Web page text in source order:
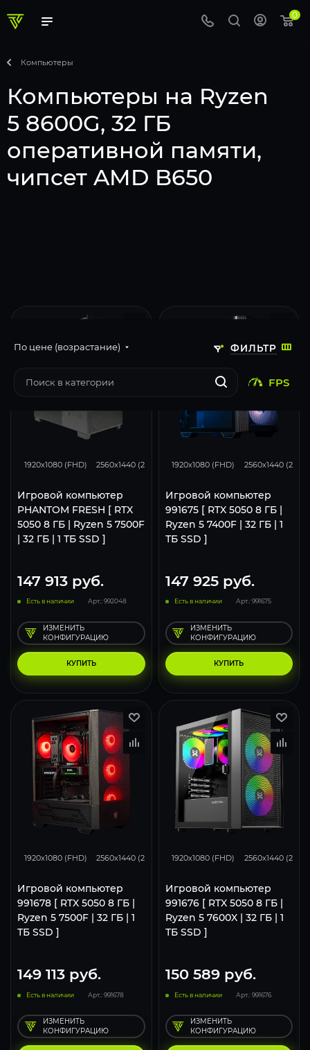
0
Компьютеры
Компьютеры на Ryzen
5 8600G, 32 ГБ
оперативной памяти,
чипсет AMD B650
ФИЛЬТР
По цене (возрастание)
FPS
1920x1080 (FHD) 2560x1440 (2K) 3840x2160 (4K)
Игровой компьютер
PHANTOM FRESH [ RTX
5050 8 ГБ | Ryzen 5 7500F
| 32 ГБ | 1 ТБ SSD ]
147 913 руб.
Есть в наличии Арт.: 992048
КУПИТЬ
ИЗМЕНИТЬ
КОНФИГУРАЦИЮ
1920x1080 (FHD) 2560x1440 (2K)
Игровой компьютер
991675 [ RTX 5050 8 ГБ |
Ryzen 5 7400F | 32 ГБ | 1
ТБ SSD ]
147 925руб.
Есть в наличии Арт.: 991675
КУПИТЬ
ИЗМЕНИТЬ
КОНФИГУРАЦИЮ
1920x1080 (FHD) 2560x1440 (2K) 3840x2160 (4K)
Игровой компьютер
991678 [ RTX 5050 8 ГБ |
Ryzen 5 7500F | 32 ГБ | 1
ТБ SSD ]
149 113 руб.
Есть в наличии Арт.: 991678
ИЗМЕНИТЬ
КОНФИГУРАЦИЮ
1920x1080 (FHD) 2560x1440 (2K)
Игровой компьютер
991676 [ RTX 5050 8 ГБ |
Ryzen 5 7600X | 32 ГБ | 1
ТБ SSD ]
150 589руб.
Есть в наличии Арт.: 991676
ИЗМЕНИТЬ
КОНФИГУРАЦИЮ